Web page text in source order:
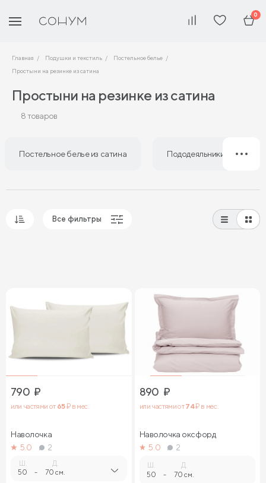
0
Главная Подушки и текстиль
Постельное белье
Простыни на резинке из сатина
Простыни на резинке из сатина
8 товаров
Постельное белье из сатина Пододеяльники из сатина
Все фильтры
790 ₽
или частями от 65₽ в мес.
Наволочка
5.0
2
Ш.
50 -
Д.
70 см.
890 ₽
или частями от74₽ в мес.
Наволочка оксфорд
5.0
2
Ш.
50 -
Д.
70 см.